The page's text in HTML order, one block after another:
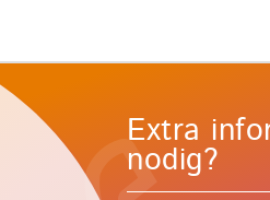
Extra
nodig?